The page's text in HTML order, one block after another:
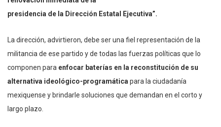
presidencia de la Dirección Estatal Ejecutiva”.
La dirección, advirtieron, debe ser una fiel representación de la
militancia de ese partido y de todas las fuerzas políticas que lo
componen para enfocar baterías en la reconstitución de su
alternativa ideológico-programática para la ciudadanía
mexiquense y brindarle soluciones que demandan en el corto y
largo plazo.